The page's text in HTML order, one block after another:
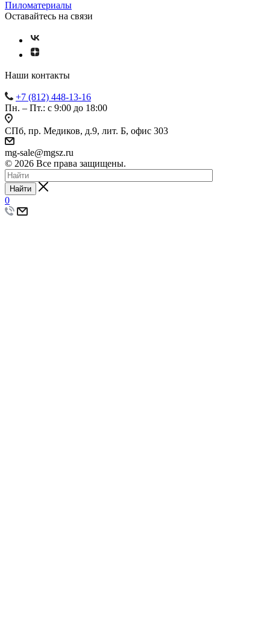
Пиломатериалы
Оставайтесь на связи
Наши контакты
+7 (812) 448-13-16
Пн. – Пт.: с 9:00 до 18:00
СПб, пр. Медиков, д.9, лит. Б, офис 303
mg-sale@mgsz.ru
© 2026 Все права защищены.
Найти
0